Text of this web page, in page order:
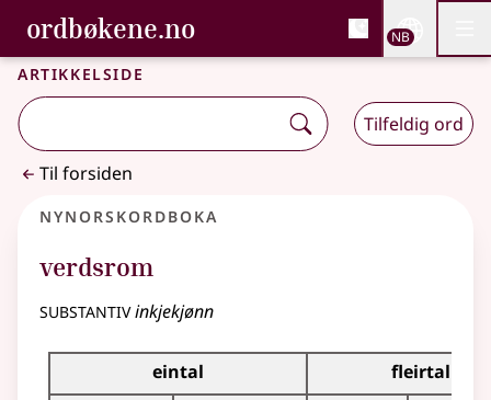
Gå til hovedinnhold
Tilgjengelighet
ordbøkene.no, Bokmålsordboka og
Bokmålsordboka og Nynorskordboka
NB
Artikkelside
Tilfeldig ord
Til forsiden
Nynorskordboka
verdsrom
substantivinkjekjønn
Bøyningstabell for dette substantivet
eintal
fleirtal